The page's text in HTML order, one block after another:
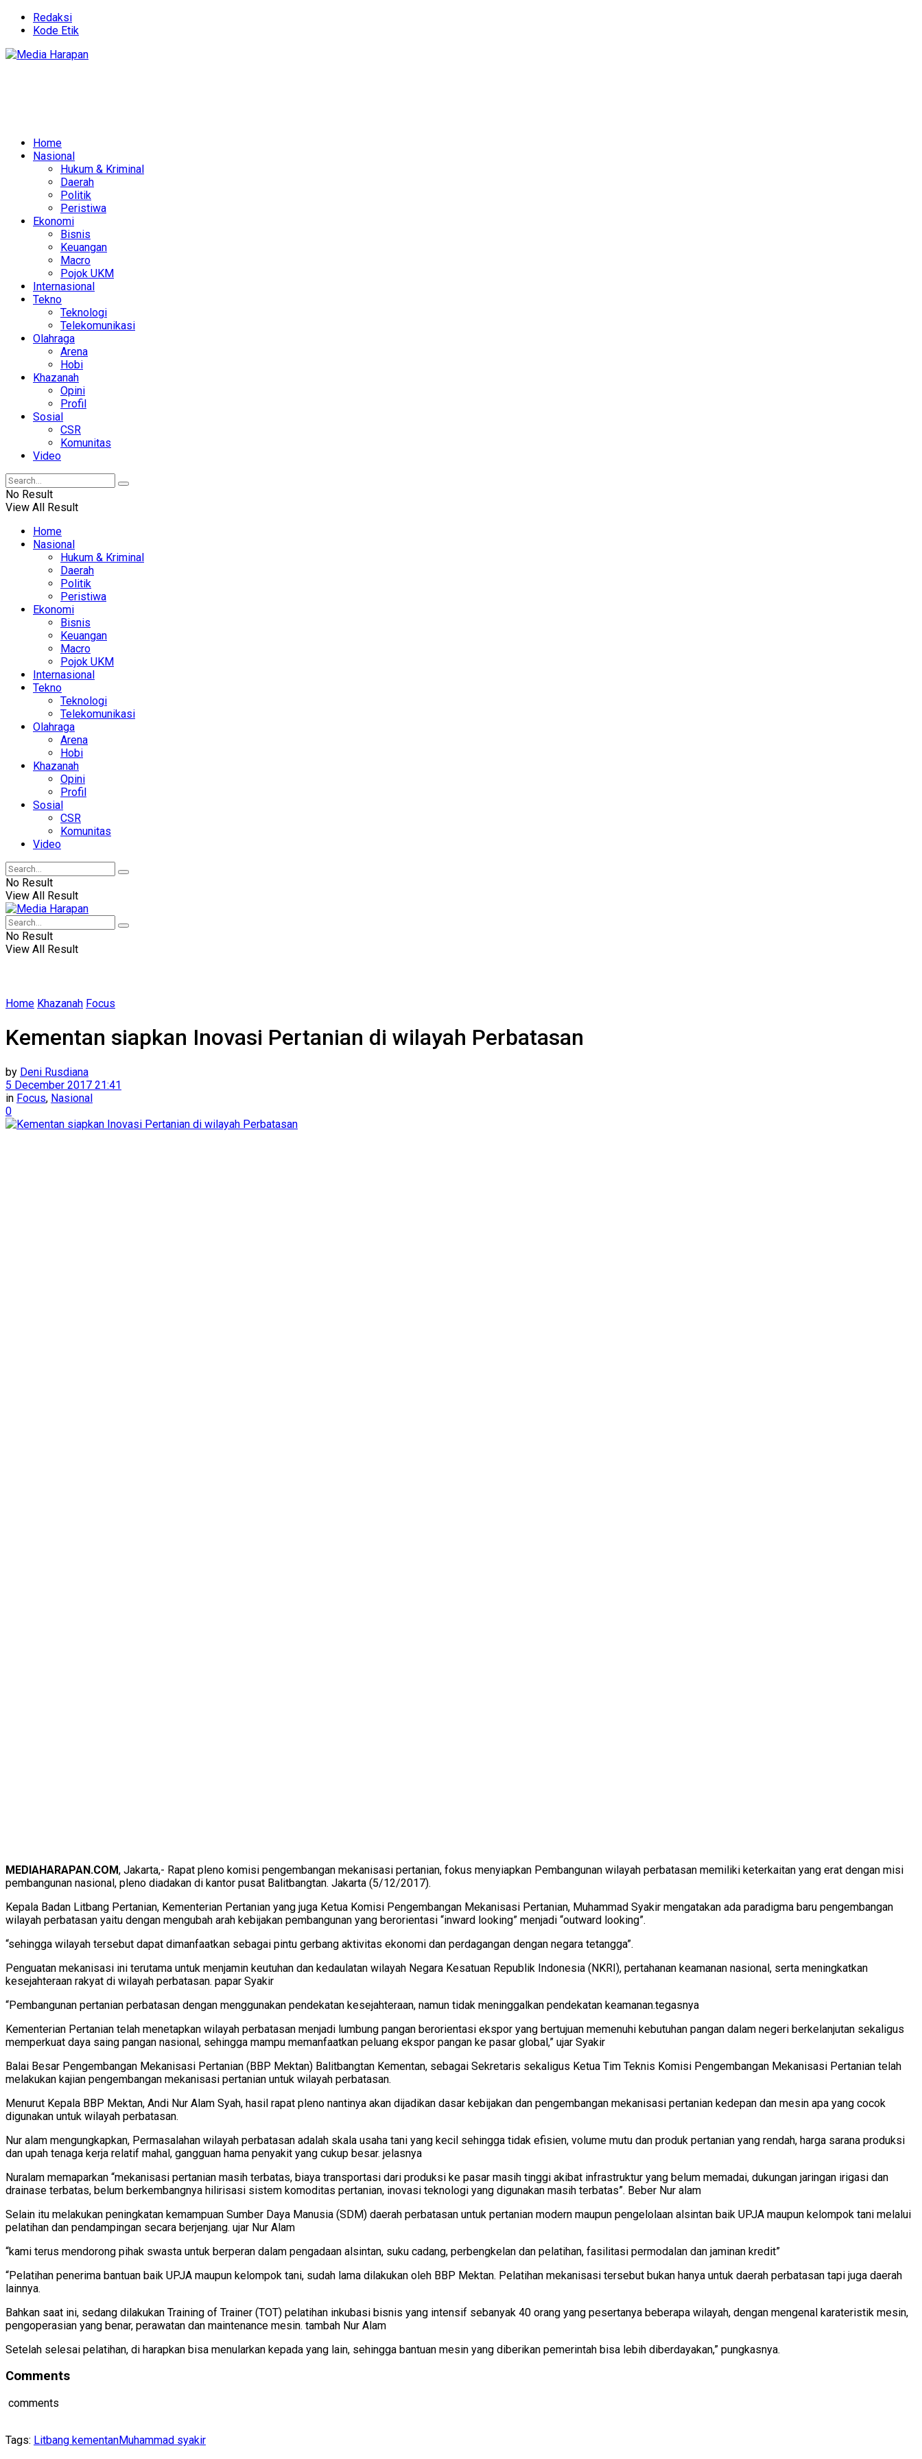
Redaksi
Kode Etik
Home
Nasional
Hukum & Kriminal
Daerah
Politik
Peristiwa
Ekonomi
Bisnis
Keuangan
Macro
Pojok UKM
Internasional
Tekno
Teknologi
Telekomunikasi
Olahraga
Arena
Hobi
Khazanah
Opini
Profil
Sosial
CSR
Komunitas
Video
No Result
View All Result
Home
Nasional
Hukum & Kriminal
Daerah
Politik
Peristiwa
Ekonomi
Bisnis
Keuangan
Macro
Pojok UKM
Internasional
Tekno
Teknologi
Telekomunikasi
Olahraga
Arena
Hobi
Khazanah
Opini
Profil
Sosial
CSR
Komunitas
Video
No Result
View All Result
No Result
View All Result
Home Khazanah Focus
Kementan siapkan Inovasi Pertanian di wilayah Perbatasan
by Deni Rusdiana
5 December 2017 21:41
in Focus, Nasional
0
MEDIAHARAPAN.COM, Jakarta,- Rapat pleno komisi pengembangan mekanisasi pertanian, fokus menyiapkan Pembangunan wilayah perbatasan memiliki keterkaitan yang erat dengan misi
pembangunan nasional, pleno diadakan di kantor pusat Balitbangtan. Jakarta (5/12/2017).
Kepala Badan Litbang Pertanian, Kementerian Pertanian yang juga Ketua Komisi Pengembangan Mekanisasi Pertanian, Muhammad Syakir mengatakan ada paradigma baru pengembangan
wilayah perbatasan yaitu dengan mengubah arah kebijakan pembangunan yang berorientasi “inward looking” menjadi “outward looking”.
“sehingga wilayah tersebut dapat dimanfaatkan sebagai pintu gerbang aktivitas ekonomi dan perdagangan dengan negara tetangga”.
Penguatan mekanisasi ini terutama untuk menjamin keutuhan dan kedaulatan wilayah Negara Kesatuan Republik Indonesia (NKRI), pertahanan keamanan nasional, serta meningkatkan
kesejahteraan rakyat di wilayah perbatasan. papar Syakir
“Pembangunan pertanian perbatasan dengan menggunakan pendekatan kesejahteraan, namun tidak meninggalkan pendekatan keamanan.tegasnya
Kementerian Pertanian telah menetapkan wilayah perbatasan menjadi lumbung pangan berorientasi ekspor yang bertujuan memenuhi kebutuhan pangan dalam negeri berkelanjutan sekaligus
memperkuat daya saing pangan nasional, sehingga mampu memanfaatkan peluang ekspor pangan ke pasar global,” ujar Syakir
Balai Besar Pengembangan Mekanisasi Pertanian (BBP Mektan) Balitbangtan Kementan, sebagai Sekretaris sekaligus Ketua Tim Teknis Komisi Pengembangan Mekanisasi Pertanian telah
melakukan kajian pengembangan mekanisasi pertanian untuk wilayah perbatasan.
Menurut Kepala BBP Mektan, Andi Nur Alam Syah, hasil rapat pleno nantinya akan dijadikan dasar kebijakan dan pengembangan mekanisasi pertanian kedepan dan mesin apa yang cocok
digunakan untuk wilayah perbatasan.
Nur alam mengungkapkan, Permasalahan wilayah perbatasan adalah skala usaha tani yang kecil sehingga tidak efisien, volume mutu dan produk pertanian yang rendah, harga sarana produksi
dan upah tenaga kerja relatif mahal, gangguan hama penyakit yang cukup besar. jelasnya
Nuralam memaparkan “mekanisasi pertanian masih terbatas, biaya transportasi dari produksi ke pasar masih tinggi akibat infrastruktur yang belum memadai, dukungan jaringan irigasi dan
drainase terbatas, belum berkembangnya hilirisasi sistem komoditas pertanian, inovasi teknologi yang digunakan masih terbatas”. Beber Nur alam
Selain itu melakukan peningkatan kemampuan Sumber Daya Manusia (SDM) daerah perbatasan untuk pertanian modern maupun pengelolaan alsintan baik UPJA maupun kelompok tani melalui
pelatihan dan pendampingan secara berjenjang. ujar Nur Alam
“kami terus mendorong pihak swasta untuk berperan dalam pengadaan alsintan, suku cadang, perbengkelan dan pelatihan, fasilitasi permodalan dan jaminan kredit”
“Pelatihan penerima bantuan baik UPJA maupun kelompok tani, sudah lama dilakukan oleh BBP Mektan. Pelatihan mekanisasi tersebut bukan hanya untuk daerah perbatasan tapi juga daerah
lainnya.
Bahkan saat ini, sedang dilakukan Training of Trainer (TOT) pelatihan inkubasi bisnis yang intensif sebanyak 40 orang yang pesertanya beberapa wilayah, dengan mengenal karateristik mesin,
pengoperasian yang benar, perawatan dan maintenance mesin. tambah Nur Alam
Setelah selesai pelatihan, di harapkan bisa menularkan kepada yang lain, sehingga bantuan mesin yang diberikan pemerintah bisa lebih diberdayakan,” pungkasnya.
Comments
comments
Tags: Litbang kementanMuhammad syakir